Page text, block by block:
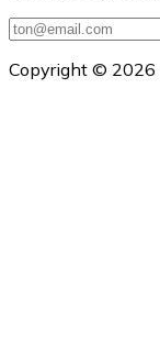
Copyright © 2026